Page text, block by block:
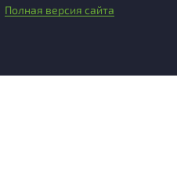
Полная версия сайта